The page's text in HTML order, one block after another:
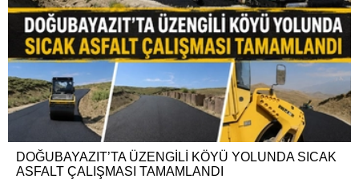
DOĞUBAYAZIT’TA ÜZENGİLİ KÖYÜ YOLUNDA SICAK
ASFALT ÇALIŞMASI TAMAMLANDI